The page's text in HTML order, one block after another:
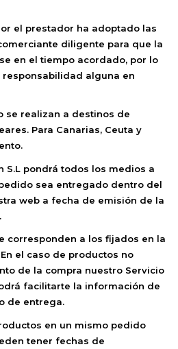
el prestador ha adoptado las
diligente para que la
en el tiempo acordado, por lo
alguna en
se realizan a destinos de
Para Canarias, Ceuta y
S.L pondrá todos los medios a
sea entregado dentro del
web a fecha de emisión de la
corresponden a los fijados en la
el caso de productos no
de la compra nuestro Servicio
facilitarte la información de
de entrega.
en un mismo pedido
tener fechas de